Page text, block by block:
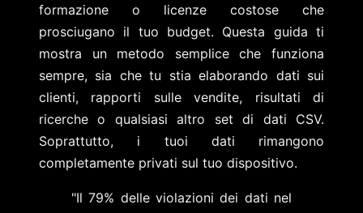
formazione o licenze costose che
prosciugano il tuo budget. Questa guida ti
mostra un metodo semplice che funziona
sempre, sia che tu stia elaborando dati sui
clienti, rapporti sulle vendite, risultati di
ricerche o qualsiasi altro set di dati CSV.
Soprattutto, i tuoi dati rimangono
completamente privati ​​sul tuo dispositivo.
"Il 79% delle violazioni dei dati nel